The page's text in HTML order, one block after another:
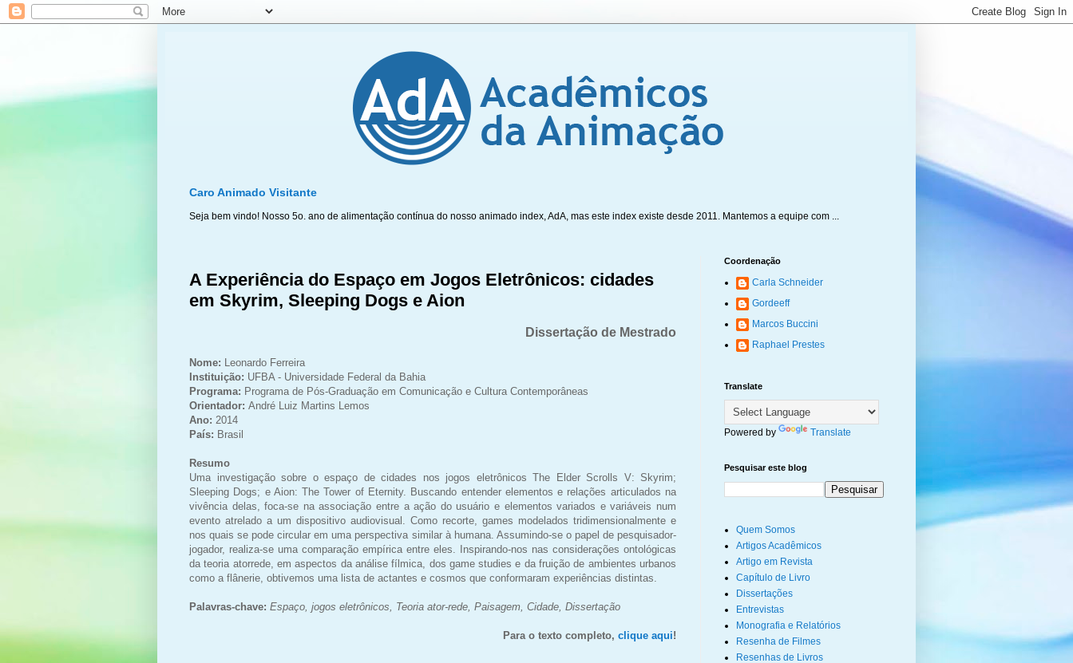
Caro Animado Visitante
Seja bem vindo! Nosso 5o. ano de alimentação contínua do nosso animado index, AdA, mas este index existe desde 2011. Mantemos a equipe com ...
A Experiência do Espaço em Jogos Eletrônicos: cidades
em Skyrim, Sleeping Dogs e Aion
Dissertação de Mestrado
Nome: Leonardo Ferreira
Instituição: UFBA - Universidade Federal da Bahia
Programa: Programa de Pós-Graduação em Comunicação e Cultura Contemporâneas
Orientador: André Luiz Martins Lemos
Ano: 2014
País: Brasil
Resumo
Uma investigação sobre o espaço de cidades nos jogos eletrônicos The Elder Scrolls V: Skyrim;
Sleeping Dogs; e Aion: The Tower of Eternity. Buscando entender elementos e relações articulados na
vivência delas, foca-se na associação entre a ação do usuário e elementos variados e variáveis num
evento atrelado a um dispositivo audiovisual. Como recorte, games modelados tridimensionalmente e
nos quais se pode circular em uma perspectiva similar à humana. Assumindo-se o papel de pesquisador-
jogador, realiza-se uma comparação empírica entre eles. Inspirando-nos nas considerações ontológicas
da teoria atorrede, em aspectos da análise fílmica, dos game studies e da fruição de ambientes urbanos
como a flânerie, obtivemos uma lista de actantes e cosmos que conformaram experiências distintas.
Palavras-chave: Espaço, jogos eletrônicos, Teoria ator-rede, Paisagem, Cidade, Dissertação
Para o texto completo, clique aqui!
Coordenação
Carla Schneider
Gordeeff
Marcos Buccini
Raphael Prestes
Translate
Powered by Translate
Pesquisar este blog
Quem Somos
Artigos Acadêmicos
Artigo em Revista
Capítulo de Livro
Dissertações
Entrevistas
Monografia e Relatórios
Resenha de Filmes
Resenhas de Livros